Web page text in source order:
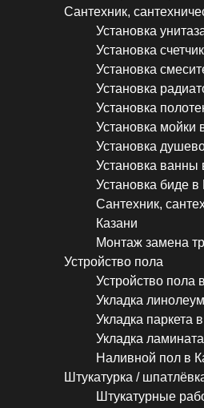
Сантехник,
Установка
Установка
Установка
Установка
Установка
Установка мойки
Установка
Установка ванны
Установка биде в
Сантехник,
Казани
Монтаж замена
Устройство пола
Устройство пола
Укладка
Укладка паркета
Укладка
Наливной пол в
Штукатурка /
Штукатурные